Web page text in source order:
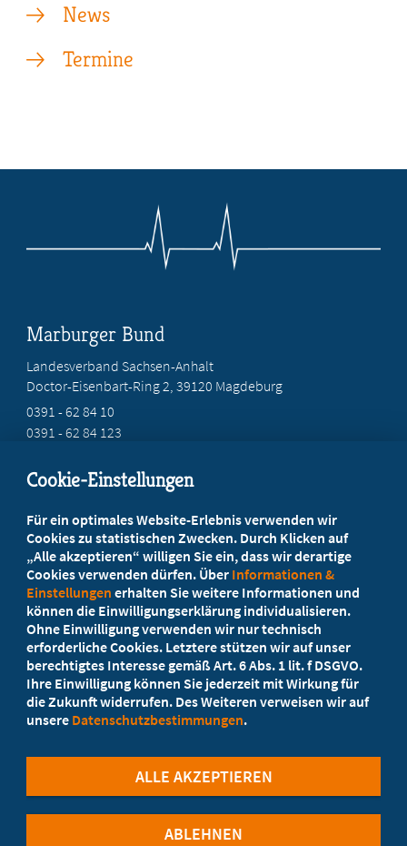
News
Termine
Marburger Bund
Landesverband Sachsen-Anhalt
Doctor-Eisenbart-Ring 2, 39120 Magdeburg
0391 - 62 84 10
0391 - 62 84 123
Ihr Landesverband berät Sie!
Ansprechpartner
Werden Sie jetzt Mitglied
5 Vorteile einer MB-Mitgliedschaft
Cookie-Einstellungen
Für ein optimales Website-Erlebnis verwenden wir
Cookies zu statistischen Zwecken. Durch Klicken auf
„Alle akzeptieren“ willigen Sie ein, dass wir derartige
Cookies verwenden dürfen. Über Informationen &
Einstellungen erhalten Sie weitere Informationen und
können die Einwilligungserklärung individualisieren.
Ohne Einwilligung verwenden wir nur technisch
erforderliche Cookies. Letztere stützen wir auf unser
berechtigtes Interesse gemäß Art. 6 Abs. 1 lit. f DSGVO.
Ihre Einwilligung können Sie jederzeit mit Wirkung für
die Zukunft widerrufen. Des Weiteren verweisen wir auf
unsere Datenschutzbestimmungen.
ABLEHNEN
ALLE AKZEPTIEREN